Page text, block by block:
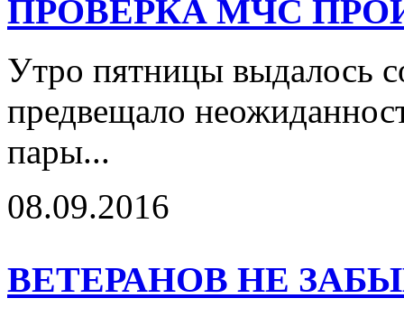
ПРОВЕРКА МЧС
Утро пятницы выдалось
предвещало
пары...
08.09.2016
ВЕТЕРАНОВ НЕ